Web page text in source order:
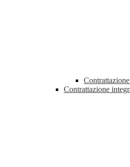
Contrattazione